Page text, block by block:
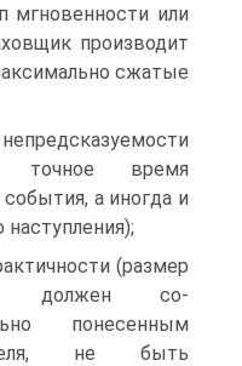
или
производит
сжатые
точное время
а иногда и
(размер
должен со­
понесенным
не быть